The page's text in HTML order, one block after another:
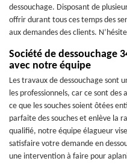
dessouchage. Disposant de
offrir durant tous ces temps des
aux demandes des clients.
Société de dessouchage
avec notre équipe
Les travaux de dessouchage sont
les professionnels, car ce sont
ce que les souches soient ôtées
parfaite des souches et enlève la
qualifié, notre équipe élagueur
satisfaire votre demande en
une intervention à faire pour